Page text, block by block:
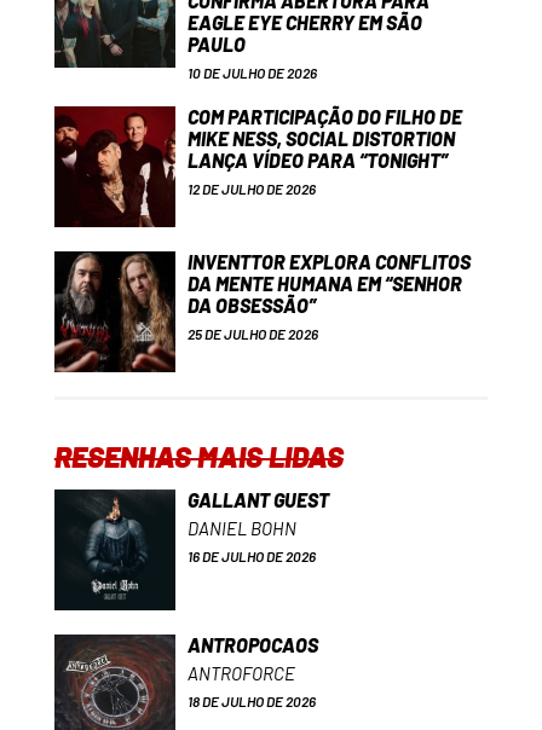
EAGLE EYE CHERRY EM SÃO
PAULO
10 DE JULHO DE 2026
COM PARTICIPAÇÃO DO FILHO DE
MIKE NESS, SOCIAL DISTORTION
LANÇA VÍDEO PARA “TONIGHT”
12 DE JULHO DE 2026
INVENTTOR EXPLORA CONFLITOS
DA MENTE HUMANA EM “SENHOR
DA OBSESSÃO”
25 DE JULHO DE 2026
RESENHAS MAIS LIDAS
GALLANT GUEST
DANIEL BOHN
16 DE JULHO DE 2026
ANTROPOCAOS
ANTROFORCE
18 DE JULHO DE 2026